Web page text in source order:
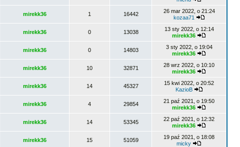
mirekk36 1 16442
26 mar 2022, o 21:24
kozaa71
mirekk36 0 13038
13 sty 2022, o 12:14
mirekk36
mirekk36 0 14803
3 sty 2022, o 19:04
mirekk36
mirekk36 10 32871
28 wrz 2022, o 10:10
mirekk36
mirekk36 14 45327
15 kwi 2022, o 20:52
KazioB
mirekk36 4 29854
21 paź 2021, o 19:50
mirekk36
mirekk36 14 53345
22 paź 2021, o 12:32
mirekk36
mirekk36 15 51059
19 paź 2021, o 18:08
micky